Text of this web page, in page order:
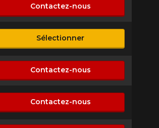
Contactez-nous
Sélectionner
Contactez-nous
Contactez-nous